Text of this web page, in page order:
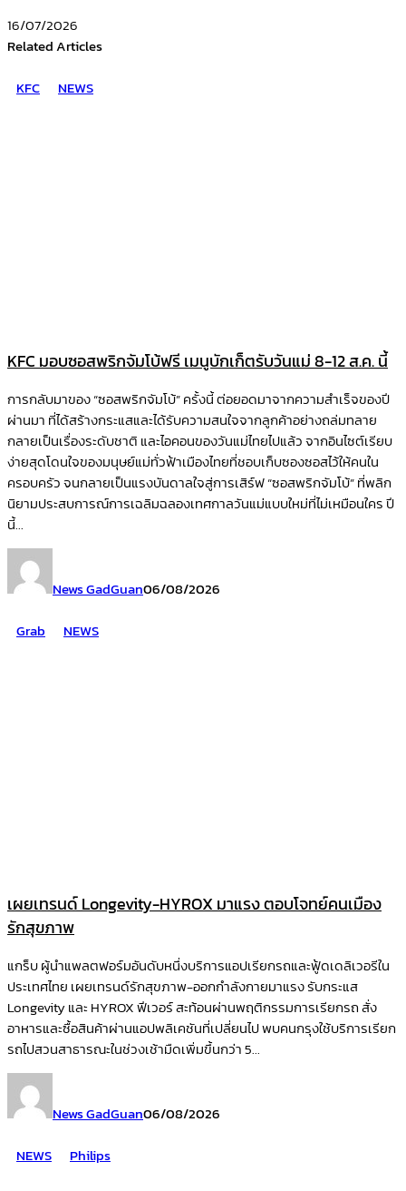
16/07/2026
Related Articles
KFC
NEWS
KFC มอบซอสพริกจัมโบ้ฟรี เมนูบักเก็ตรับวันแม่ 8-12 ส.ค. นี้
การกลับมาของ “ซอสพริกจัมโบ้” ครั้งนี้ ต่อยอดมาจากความสำเร็จของปี
ผ่านมา ที่ได้สร้างกระแสและได้รับความสนใจจากลูกค้าอย่างถล่มทลาย
กลายเป็นเรื่องระดับชาติ และไอคอนของวันแม่ไทยไปแล้ว จากอินไซต์เรียบ
ง่ายสุดโดนใจของมนุษย์แม่ทั่วฟ้าเมืองไทยที่ชอบเก็บซองซอสไว้ให้คนใน
ครอบครัว จนกลายเป็นแรงบันดาลใจสู่การเสิร์ฟ “ซอสพริกจัมโบ้” ที่พลิก
นิยามประสบการณ์การเฉลิมฉลองเทศกาลวันแม่แบบใหม่ที่ไม่เหมือนใคร ปี
นี้...
News GadGuan06/08/2026
Grab
NEWS
เผยเทรนด์ Longevity-HYROX มาแรง ตอบโจทย์คนเมือง
รักสุขภาพ
แกร็บ ผู้นำแพลตฟอร์มอันดับหนึ่งบริการแอปเรียกรถและฟู้ดเดลิเวอรีใน
ประเทศไทย เผยเทรนด์รักสุขภาพ-ออกกำลังกายมาแรง รับกระแส
Longevity และ HYROX ฟีเวอร์ สะท้อนผ่านพฤติกรรมการเรียกรถ สั่ง
อาหารและซื้อสินค้าผ่านแอปพลิเคชันที่เปลี่ยนไป พบคนกรุงใช้บริการเรียก
รถไปสวนสาธารณะในช่วงเช้ามืดเพิ่มขึ้นกว่า 5...
News GadGuan06/08/2026
NEWS
Philips